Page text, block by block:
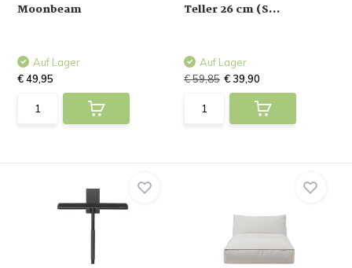
Moonbeam
Auf Lager
€ 49,95
Teller 26 cm (S...
Auf Lager
€ 59,85 € 39,90